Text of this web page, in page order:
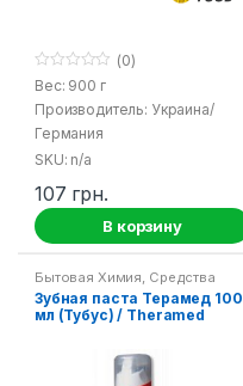
0
o
u
o
f
5
(0)
Вес: 900 г
Производитель: Украина/
Германия
SKU: n/a
107 грн.
В корзину
Бытовая Химия Средства
гигиены
Зубная паста Терамед 100
мл (Тубус) / Theramed